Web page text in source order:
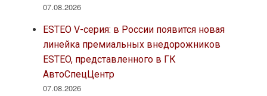
07.08.2026
ESTEO V-серия: в России появится новая
линейка премиальных внедорожников
ESTEO, представленного в ГК
АвтоСпецЦентр
07.08.2026